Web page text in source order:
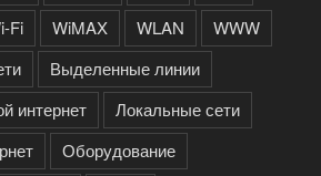
Fi WiMAX WLAN
WWW
Выделенные линии
интернет
Локальные сети
Оборудование